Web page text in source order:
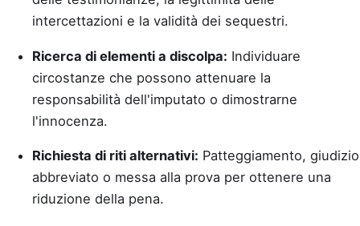
intercettazioni e la validità dei sequestri.
Ricerca di elementi a discolpa: Individuare
circostanze che possono attenuare la
responsabilità dell'imputato o dimostrarne
l'innocenza.
Richiesta di riti alternativi: Patteggiamento, giudizio
abbreviato o messa alla prova per ottenere una
riduzione della pena.